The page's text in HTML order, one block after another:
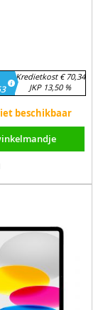
Kredietkost € 70,34
JKP 13,50 %
beschikbaar
OM
VERGELIJKEN